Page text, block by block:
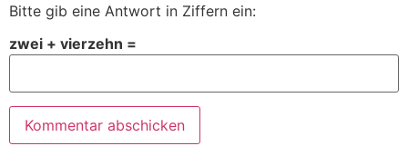
Bitte gib eine Antwort in Ziffern ein:
zwei + vierzehn =